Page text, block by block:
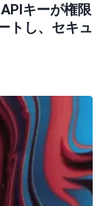
キーが権限
トし、セキュ